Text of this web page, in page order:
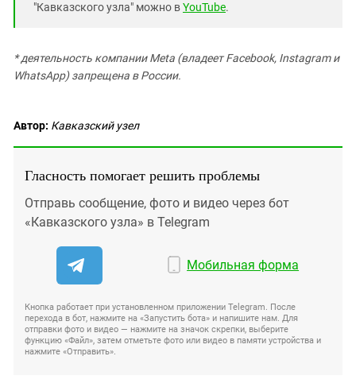
"Кавказского узла" можно вYouTube.
* деятельность компании Meta (владеет Facebook, Instagram и
WhatsApp) запрещена в России.
Автор: Кавказский узел
Гласность помогает решить проблемы
Отправь сообщение, фото и видео через бот
«Кавказского узла» в Telegram
Мобильная форма
Кнопка работает при установленном приложении Telegram. После
перехода в бот, нажмите на «Запустить бота» и напишите нам. Для
отправки фото и видео — нажмите на значок скрепки, выберите
функцию «Файл», затем отметьте фото или видео в памяти устройства и
нажмите «Отправить».